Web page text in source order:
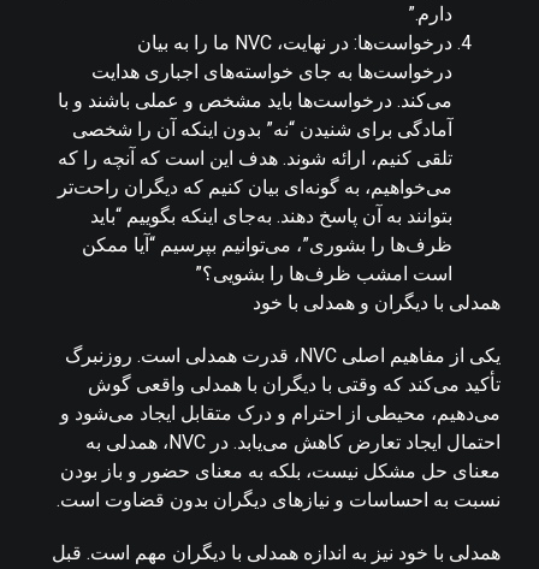
دارم.”
درخواست‌ها: در نهایت، NVC ما را به بیان
درخواست‌ها به جای خواسته‌های اجباری هدایت
می‌کند. درخواست‌ها باید مشخص و عملی باشند و با
آمادگی برای شنیدن “نه” بدون اینکه آن را شخصی
تلقی کنیم، ارائه شوند. هدف این است که آنچه را که
می‌خواهیم، به گونه‌ای بیان کنیم که دیگران راحت‌تر
بتوانند به آن پاسخ دهند. به‌جای اینکه بگوییم “باید
ظرف‌ها را بشوری”، می‌توانیم بپرسیم “آیا ممکن
است امشب ظرف‌ها را بشویی؟”
همدلی با دیگران و همدلی با خود
یکی از مفاهیم اصلی NVC، قدرت همدلی است. روزنبرگ
تأکید می‌کند که وقتی با دیگران با همدلی واقعی گوش
می‌دهیم، محیطی از احترام و درک متقابل ایجاد می‌شود و
احتمال ایجاد تعارض کاهش می‌یابد. در NVC، همدلی به
معنای حل مشکل نیست، بلکه به معنای حضور و باز بودن
نسبت به احساسات و نیازهای دیگران بدون قضاوت است.
همدلی با خود نیز به اندازه همدلی با دیگران مهم است. قبل